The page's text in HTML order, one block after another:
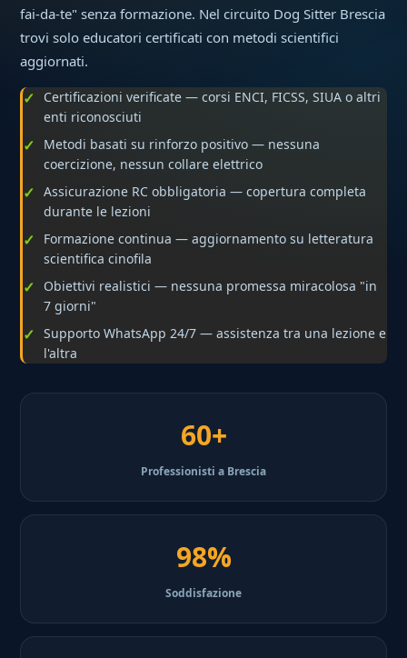
fai-da-te" senza formazione. Nel circuito Dog Sitter Brescia
trovi solo educatori certificati con metodi scientifici
aggiornati.
Certificazioni verificate — corsi ENCI, FICSS, SIUA o altri
enti riconosciuti
Metodi basati su rinforzo positivo — nessuna
coercizione, nessun collare elettrico
Assicurazione RC obbligatoria — copertura completa
durante le lezioni
Formazione continua — aggiornamento su letteratura
scientifica cinofila
Obiettivi realistici — nessuna promessa miracolosa "in
7 giorni"
Supporto WhatsApp 24/7 — assistenza tra una lezione e
l'altra
60+
Professionisti a Brescia
98%
Soddisfazione